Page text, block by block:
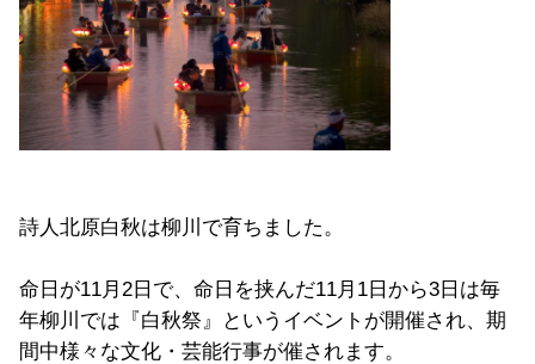
詩人北原白秋は柳川で育ちました。
命日が11月2日で、命日を挟んだ11月1日から3日は毎
年柳川では『白秋祭』というイベントが開催され、期
間中様々な文化・芸能行事が催されます。